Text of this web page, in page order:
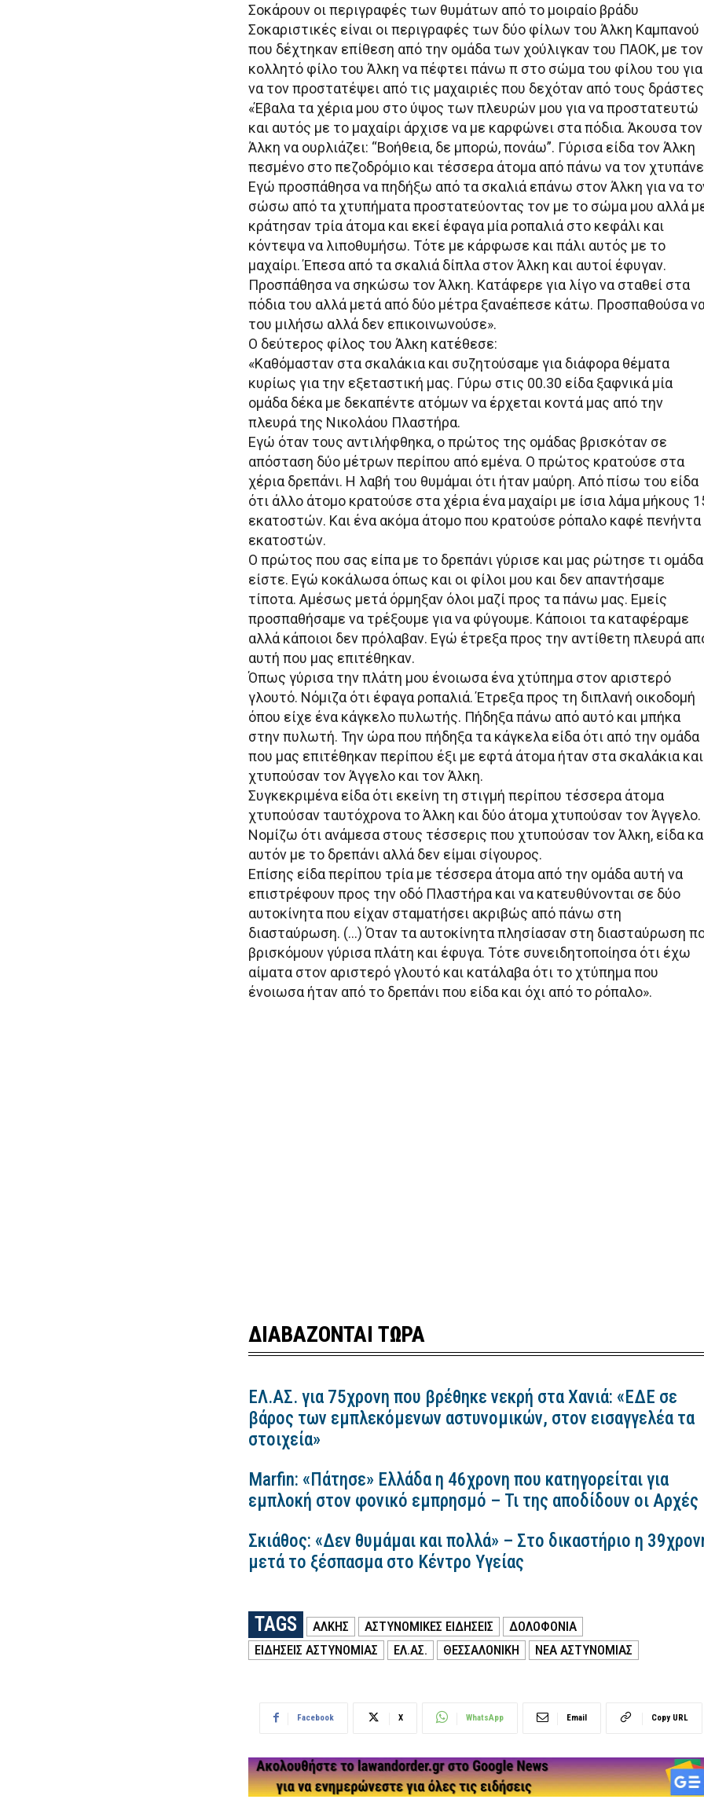
Σοκάρουν οι περιγραφές των θυμάτων από το μοιραίο βράδυ
Σοκαριστικές είναι οι περιγραφές των δύο φίλων του Άλκη Καμπανού
που δέχτηκαν επίθεση από την ομάδα των χούλιγκαν του ΠΑΟΚ, με τον
κολλητό φίλο του Άλκη να πέφτει πάνω π στο σώμα του φίλου του για
να τον προστατέψει από τις μαχαιριές που δεχόταν από τους
«Έβαλα τα χέρια μου στο ύψος των πλευρών μου για να προστατευτώ
και αυτός με το μαχαίρι άρχισε να με καρφώνει στα πόδια. Άκουσα τον
Άλκη να ουρλιάζει: “Βοήθεια, δε μπορώ, πονάω”. Γύρισα είδα τον Άλκη
πεσμένο στο πεζοδρόμιο και τέσσερα άτομα από πάνω να τον
Εγώ προσπάθησα να πηδήξω από τα σκαλιά επάνω στον Άλκη για να
σώσω από τα χτυπήματα προστατεύοντας τον με το σώμα μου αλλά
κράτησαν τρία άτομα και εκεί έφαγα μία ροπαλιά στο κεφάλι και
κόντεψα να λιποθυμήσω. Τότε με κάρφωσε και πάλι αυτός με το
μαχαίρι. Έπεσα από τα σκαλιά δίπλα στον Άλκη και αυτοί έφυγαν.
Προσπάθησα να σηκώσω τον Άλκη. Κατάφερε για λίγο να σταθεί στα
πόδια του αλλά μετά από δύο μέτρα ξαναέπεσε κάτω. Προσπαθούσα
του μιλήσω αλλά δεν επικοινωνούσε».
Ο δεύτερος φίλος του Άλκη κατέθεσε:
«Καθόμασταν στα σκαλάκια και συζητούσαμε για διάφορα θέματα
κυρίως για την εξεταστική μας. Γύρω στις 00.30 είδα ξαφνικά μία
ομάδα δέκα με δεκαπέντε ατόμων να έρχεται κοντά μας από την
πλευρά της Νικολάου Πλαστήρα.
Εγώ όταν τους αντιλήφθηκα, ο πρώτος της ομάδας βρισκόταν σε
απόσταση δύο μέτρων περίπου από εμένα. Ο πρώτος κρατούσε στα
χέρια δρεπάνι. Η λαβή του θυμάμαι ότι ήταν μαύρη. Από πίσω του είδα
ότι άλλο άτομο κρατούσε στα χέρια ένα μαχαίρι με ίσια λάμα μήκους
εκατοστών. Και ένα ακόμα άτομο που κρατούσε ρόπαλο καφέ πενήντα
εκατοστών.
Ο πρώτος που σας είπα με το δρεπάνι γύρισε και μας ρώτησε τι ομάδα
είστε. Εγώ κοκάλωσα όπως και οι φίλοι μου και δεν απαντήσαμε
τίποτα. Αμέσως μετά όρμηξαν όλοι μαζί προς τα πάνω μας. Εμείς
προσπαθήσαμε να τρέξουμε για να φύγουμε. Κάποιοι τα καταφέραμε
αλλά κάποιοι δεν πρόλαβαν. Εγώ έτρεξα προς την αντίθετη πλευρά
αυτή που μας επιτέθηκαν.
Όπως γύρισα την πλάτη μου ένοιωσα ένα χτύπημα στον αριστερό
γλουτό. Νόμιζα ότι έφαγα ροπαλιά. Έτρεξα προς τη διπλανή οικοδομή
όπου είχε ένα κάγκελο πυλωτής. Πήδηξα πάνω από αυτό και μπήκα
στην πυλωτή. Την ώρα που πήδηξα τα κάγκελα είδα ότι από την ομάδα
που μας επιτέθηκαν περίπου έξι με εφτά άτομα ήταν στα σκαλάκια και
χτυπούσαν τον Άγγελο και τον Άλκη.
Συγκεκριμένα είδα ότι εκείνη τη στιγμή περίπου τέσσερα άτομα
χτυπούσαν ταυτόχρονα το Άλκη και δύο άτομα χτυπούσαν τον Άγγελο.
Νομίζω ότι ανάμεσα στους τέσσερις που χτυπούσαν τον Άλκη, είδα
αυτόν με το δρεπάνι αλλά δεν είμαι σίγουρος.
Επίσης είδα περίπου τρία με τέσσερα άτομα από την ομάδα αυτή να
επιστρέφουν προς την οδό Πλαστήρα και να κατευθύνονται σε δύο
αυτοκίνητα που είχαν σταματήσει ακριβώς από πάνω στη
διασταύρωση. (…) Όταν τα αυτοκίνητα πλησίασαν στη διασταύρωση
βρισκόμουν γύρισα πλάτη και έφυγα. Τότε συνειδητοποίησα ότι έχω
αίματα στον αριστερό γλουτό και κατάλαβα ότι το χτύπημα που
ένοιωσα ήταν από το δρεπάνι που είδα και όχι από το ρόπαλο».
ΔΙΑΒΑΖΟΝΤΑΙ ΤΩΡΑ
ΕΛ.ΑΣ. για 75χρονη που βρέθηκε νεκρή στα Χανιά: «ΕΔΕ σε
βάρος των εμπλεκόμενων αστυνομικών, στον εισαγγελέα τα
στοιχεία»
Marfin: «Πάτησε» Ελλάδα η 46χρονη που κατηγορείται για
εμπλοκή στον φονικό εμπρησμό – Τι της αποδίδουν οι Αρχές
Σκιάθος: «Δεν θυμάμαι και πολλά» – Στο δικαστήριο η
μετά το ξέσπασμα στο Κέντρο Υγείας
TAGS ΑΛΚΗΣ ΑΣΤΥΝΟΜΙΚΕΣ ΕΙΔΗΣΕΙΣ
ΔΟΛΟΦΟΝΙΑ
ΕΙΔΗΣΕΙΣ ΑΣΤΥΝΟΜΙΑΣ
ΕΛ.ΑΣ. ΘΕΣΣΑΛΟΝΙΚΗ ΝΕΑ ΑΣΤΥΝΟΜΙΑΣ
Facebook X WhatsApp Email Copy URL